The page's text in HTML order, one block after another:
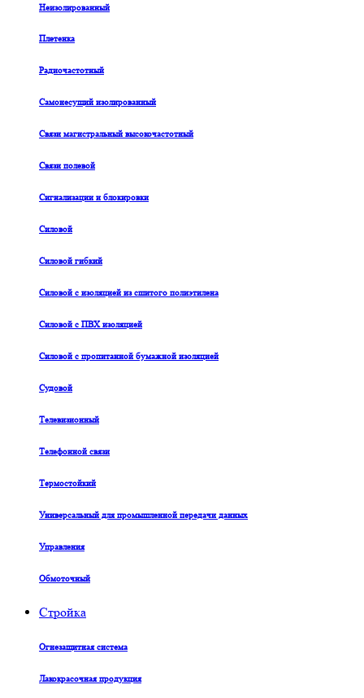
Неизолированный
Плетенка
Радиочастотный
Самонесущий изолированный
Связи магистральный высокочастотный
Связи полевой
Сигнализации и блокировки
Силовой
Силовой гибкий
Силовой с изоляцией из сшитого полиэтилена
Силовой с ПВХ изоляцией
Силовой с пропитанной бумажной изоляцией
Судовой
Телевизионный
Телефонной связи
Термостойкий
Универсальный для промышленной передачи данных
Управления
Обмоточный
Стройка
Огнезащитная система
Лакокрасочная продукция